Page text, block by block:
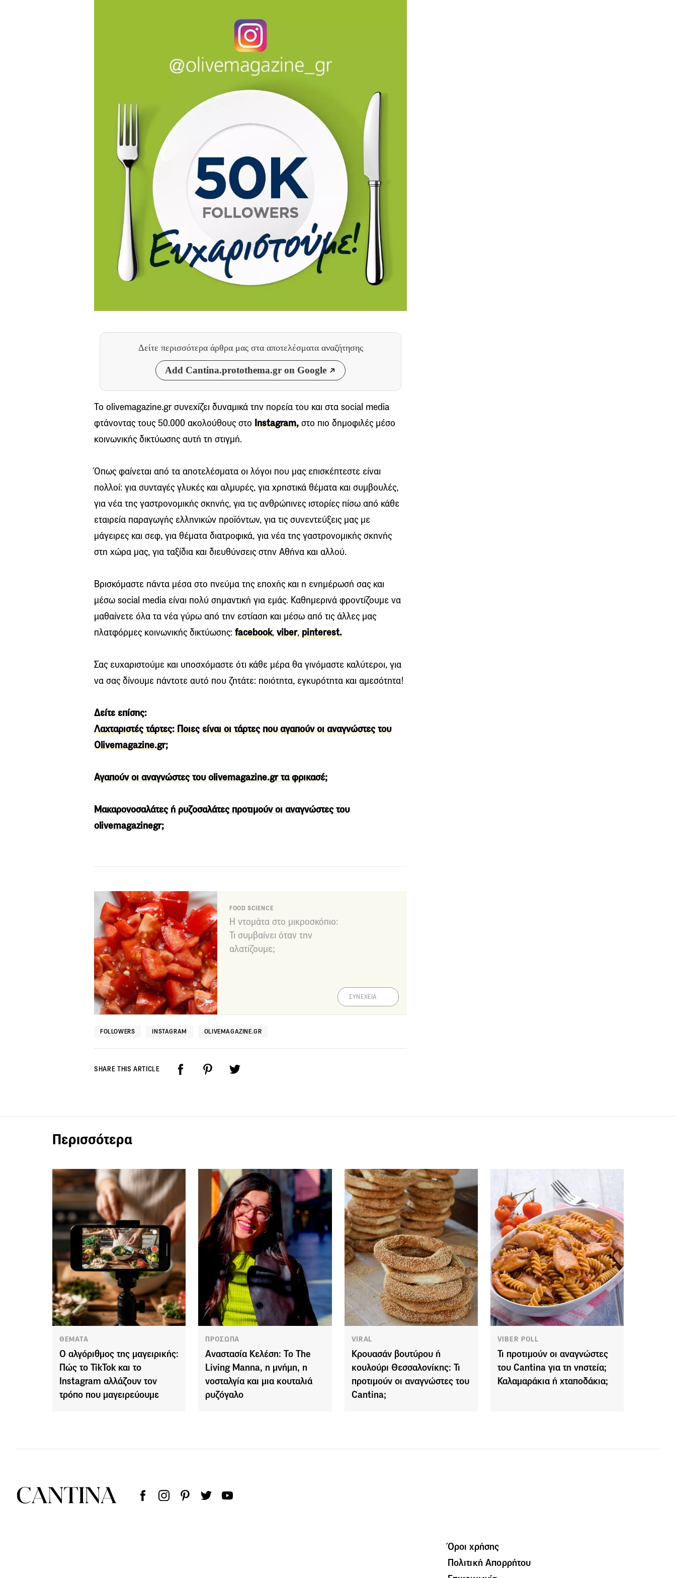
Δείτε περισσότερα άρθρα μας στα αποτελέσματα αναζήτησης
Add Cantina.protothema.gr on Google
Το olivemagazine.gr συνεχίζει δυναμικά την πορεία του και στα social media
φτάνοντας τους 50.000 ακολούθους στο Instagram, στο πιο δημοφιλές μέσο
κοινωνικής δικτύωσης αυτή τη στιγμή.
Όπως φαίνεται από τα αποτελέσματα οι λόγοι που μας επισκέπτεστε είναι
πολλοί: για συνταγές γλυκές και αλμυρές, για χρηστικά θέματα και συμβουλές,
για νέα της γαστρονομικής σκηνής, για τις ανθρώπινες ιστορίες πίσω από κάθε
εταιρεία παραγωγής ελληνικών προϊόντων, για τις συνεντεύξεις μας με
μάγειρες και σεφ, για θέματα διατροφικά, για νέα της γαστρονομικής σκηνής
στη χώρα μας, για ταξίδια και διευθύνσεις στην Αθήνα και αλλού.
Βρισκόμαστε πάντα μέσα στο πνεύμα της εποχής και η ενημέρωσή σας και
μέσω social media είναι πολύ σημαντική για εμάς. Καθημερινά φροντίζουμε να
μαθαίνετε όλα τα νέα γύρω από την εστίαση και μέσω από τις άλλες μας
πλατφόρμες κοινωνικής δικτύωσης: facebook, viber, pinterest.
Σας ευχαριστούμε και υποσχόμαστε ότι κάθε μέρα θα γινόμαστε καλύτεροι, για
να σας δίνουμε πάντοτε αυτό που ζητάτε: ποιότητα, εγκυρότητα και αμεσότητα!
Δείτε επίσης:
Λαχταριστές τάρτες: Ποιες είναι οι τάρτες που αγαπούν οι αναγνώστες του
Olivemagazine.gr;
Αγαπούν οι αναγνώστες του olivemagazine.gr τα φρικασέ;
Μακαρονοσαλάτες ή ρυζοσαλάτες προτιμούν οι αναγνώστες του
olivemagazinegr;
FOOD SCIENCE
Η ντομάτα στο μικροσκόπιο:
Τι συμβαίνει όταν την
αλατίζουμε;
ΣΥΝΕΧΕΙΑ
FOLLOWERS INSTAGRAM OLIVEMAGAZINE.GR
SHARE THIS ARTICLE
Περισσότερα
ΘΕΜΑΤΑ
Ο αλγόριθμος της μαγειρικής:
Πώς το TikTok και το
Instagram αλλάζουν τον
τρόπο που μαγειρεύουμε
ΠΡΟΣΩΠΑ
Αναστασία Κελέση: Το The
Living Manna, η μνήμη, η
νοσταλγία και μια κουταλιά
ρυζόγαλο
VIRAL
Κρουασάν βουτύρου ή
κουλούρι Θεσσαλονίκης: Τι
προτιμούν οι αναγνώστες του
Cantina;
VIBER POLL
Τι προτιμούν οι αναγνώστες
του Cantina για τη νηστεία;
Καλαμαράκια ή χταποδάκια;
Όροι χρήσης
Πολιτική Απορρήτου